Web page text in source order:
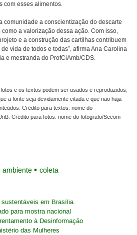
com esses alimentos.
comunidade a conscientização do descarte
a valorização dessa ação. Com isso,
e a construção das cartilhas contribuem
vida de todos e todas”, afirma Ana Carolina
e mestranda do ProfCiAmb/CDS.
e os textos podem ser usados e reproduzidos,
a fonte seja devidamente citada e que não haja
Crédito para textos: nome do
Crédito para fotos: nome do fotógrafo/Secom
ambiente coleta
em Brasília
para mostra nacional
à Desinformação
das Mulheres